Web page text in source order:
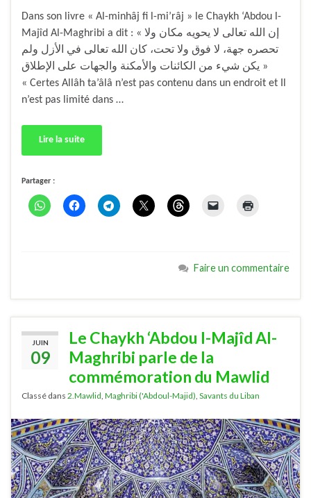
Dans son livre « Al-minhâj fi l-mi’râj » le Chaykh ‘Abdou l-
Majîd Al-Maghribi a dit : « إن الله تعالى لا يحويه مكان ولا
تحصره جهة، لا فوق ولا تحت، كان الله تعالى في الأزل ولم
يكن شيء من الكائنات والأمكنة والجهات على الإطلاق »
« Certes Allâh ta’âlâ n’est pas contenu dans un endroit et Il
n’est pas limité dans …
Lire la suite
Partager :
Faire un commentaire
JUIN
09
Le Chaykh ‘Abdou l-Majîd Al-
Maghribi parle de la
commémoration du Mawlid
Classé dans 2.Mawlid, Maghribi ('Abdoul-Majid), Savants du Liban